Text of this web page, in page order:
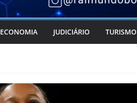
ECONOMIA JUDICIÁRIO TURISMO